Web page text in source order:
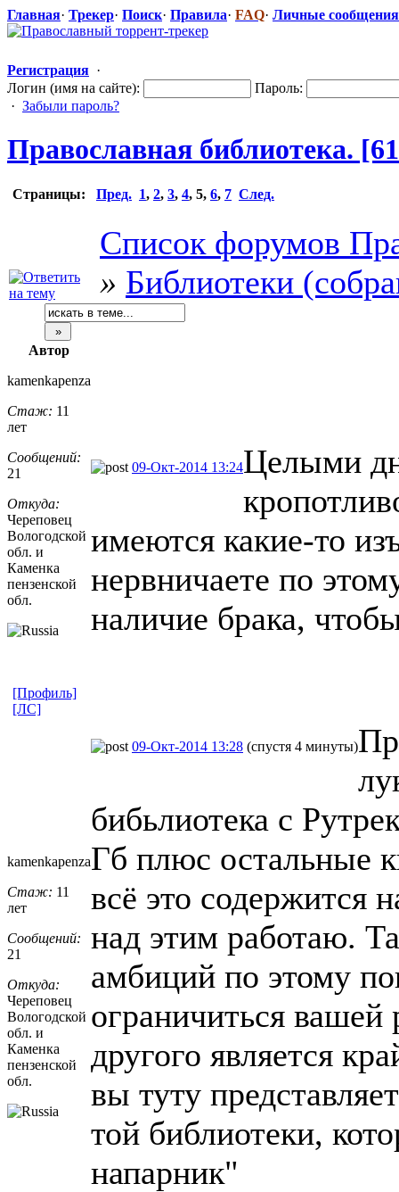
Главная· Трекер· Поиск· Правила· FAQ· Личные сообщения
Регистрация ·
Логин (имя на сайте):
Пароль:
· Забыли пароль?
Православная библиотека.
Страницы: Пред. 1, 2, 3, 4, 5, 6, 7 След.
Список форумов
» Библиотеки
Автор
kamenkapenza
Стаж: 11
лет
Сообщений:
21
Откуда:
Череповец
Вологодской
обл. и
Каменка
пензенской
обл.
09-Окт-2014 13:24Целыми
имеются какие-то
нервничаете по
наличие брака,
[Профиль]
[ЛС]
kamenkapenza
Стаж: 11
лет
Сообщений:
21
Откуда:
Череповец
Вологодской
обл. и
Каменка
пензенской
обл.
09-Окт-2014 13:28 (спустя 4 минуты)
бибьлиотека с
Гб плюс остальные
всё это содержится
над этим работаю.
амбиций по этому
ограничиться вашей
другого является
вы туту
той библиотеки,
напарник"